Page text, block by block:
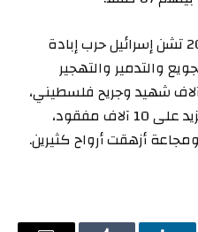
ومنذ 7 أكتوبر/تشرين الأول 2023 تشن إسرائيل حرب إبادة
والتدمير والتهجير
مخلفة أكثر من 204 آلاف شهيد وجريح فلسطيني،
معظمهم أطفال ونساء، وما يزيد على 10 آلاف مفقود،
أزهقت أرواح كثيرين.